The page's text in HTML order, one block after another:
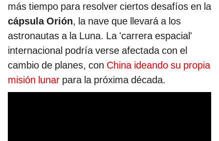
más tiempo para resolver ciertos desafíos en la
cápsula Orión, la nave que llevará a los
astronautas a la Luna. La 'carrera espacial'
internacional podría verse afectada con el
cambio de planes, con China ideando su propia
misión lunar para la próxima década.